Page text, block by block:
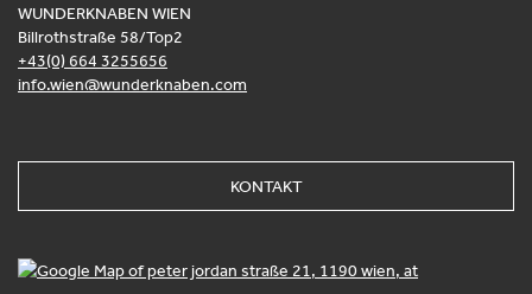
WUNDERKNABEN WIEN
Billrothstraße 58/Top2
+43(0) 664 3255656
info.wien@wunderknaben.com
KONTAKT